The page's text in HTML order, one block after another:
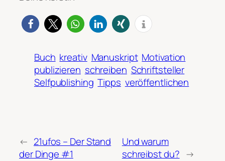
Buch kreativ Manuskript Motivation
publizieren schreiben Schriftsteller
Selfpublishing Tipps veröffentlichen
← 21ufos – Der Stand
der Dinge #1
Und warum
schreibst du? →